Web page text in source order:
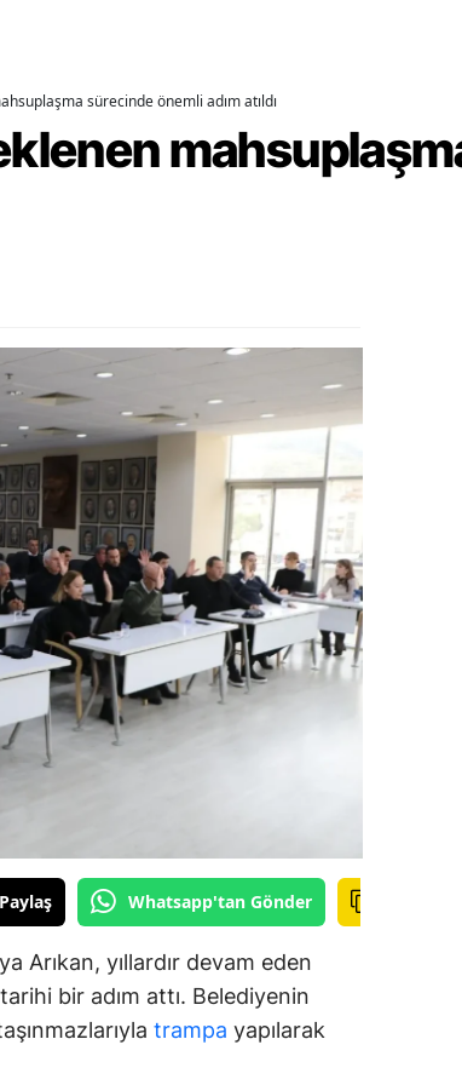
sürecinde önemli adım atıldı
Whatsapp'tan Gönder
Arıkan, yıllardır devam eden
bir adım attı. Belediyenin
trampa yapılarak